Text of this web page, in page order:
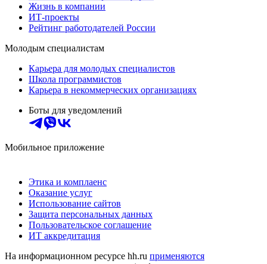
Жизнь в компании
ИТ-проекты
Рейтинг работодателей России
Молодым специалистам
Карьера для молодых специалистов
Школа программистов
Карьера в некоммерческих организациях
Боты для уведомлений
Мобильное приложение
Этика и комплаенс
Оказание услуг
Использование сайтов
Защита персональных данных
Пользовательское соглашение
ИТ аккредитация
На информационном ресурсе hh.ru применяются